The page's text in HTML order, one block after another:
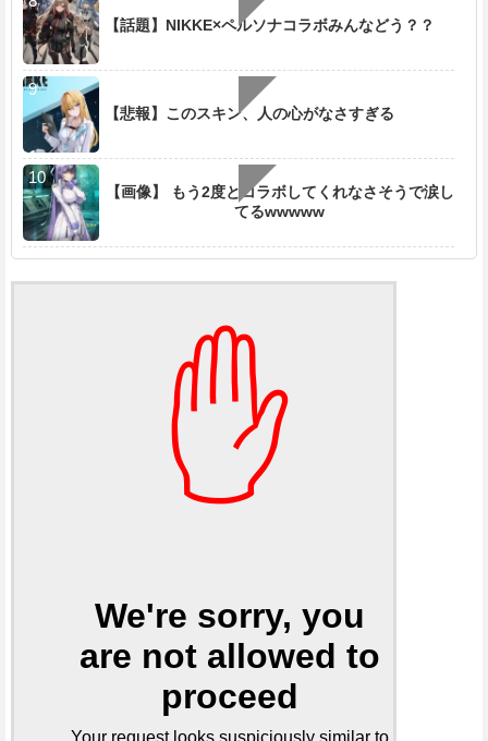
【話題】NIKKE×ペルソナコラボみんなどう？？
【悲報】このスキン、人の心がなさすぎる
【画像】 もう2度とコラボしてくれなさそうで涙し
てるwwwww
✋
We're sorry, you
are not allowed to
proceed
Your request looks suspiciously similar to